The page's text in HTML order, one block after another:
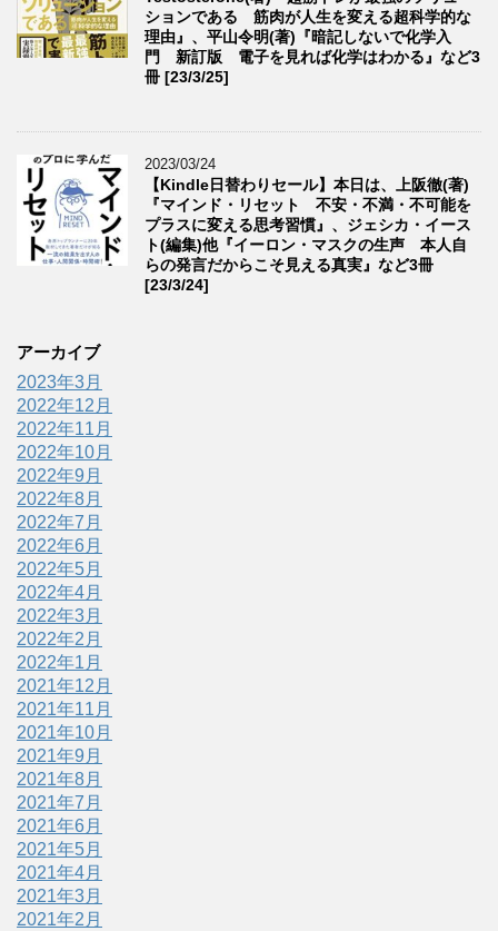
ションである 筋肉が人生を変える超科学的な
理由』、平山令明(著)『暗記しないで化学入
門 新訂版 電子を見れば化学はわかる』など3
冊 [23/3/25]
2023/03/24
【Kindle日替わりセール】本日は、上阪徹(著)
『マインド・リセット 不安・不満・不可能を
プラスに変える思考習慣』、ジェシカ・イース
ト(編集)他『イーロン・マスクの生声 本人自
らの発言だからこそ見える真実』など3冊
[23/3/24]
アーカイブ
2023年3月
2022年12月
2022年11月
2022年10月
2022年9月
2022年8月
2022年7月
2022年6月
2022年5月
2022年4月
2022年3月
2022年2月
2022年1月
2021年12月
2021年11月
2021年10月
2021年9月
2021年8月
2021年7月
2021年6月
2021年5月
2021年4月
2021年3月
2021年2月